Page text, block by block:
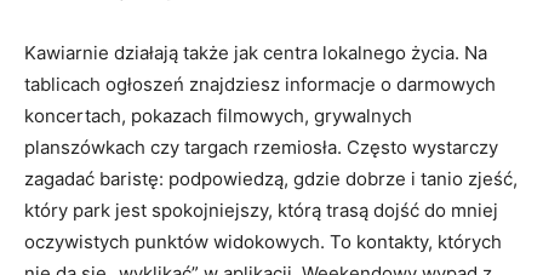
Kawiarnie działają także jak centra lokalnego życia. Na
tablicach ogłoszeń znajdziesz informacje o darmowych
koncertach, pokazach filmowych, grywalnych
planszówkach czy targach rzemiosła. Często wystarczy
zagadać baristę: podpowiedzą, gdzie dobrze i tanio zjeść,
który park jest spokojniejszy, którą trasą dojść do mniej
oczywistych punktów widokowych. To kontakty, których